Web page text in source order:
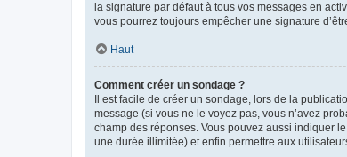
la signature par défaut à tous vos messages en
vous pourrez toujours empêcher une signature
Haut
Comment créer un sondage ?
Il est facile de créer un sondage, lors de la
message (si vous ne le voyez pas, vous n’avez
champ des réponses. Vous pouvez aussi indiquer
une durée illimitée) et enfin permettre aux